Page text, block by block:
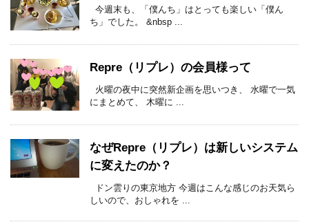
今週末も、「僕んち」はとっても楽しい「僕ん
ち」でした。 &nbsp ...
Repre（リプレ）の会員様って
火曜の夜中に突然新企画を思いつき、 水曜で一気
にまとめて、 木曜に ...
なぜRepre（リプレ）は新しいシステム
に変えたのか？
ドン雲りの東京地方 今週はこんな感じのお天気ら
しいので、おしゃれを ...